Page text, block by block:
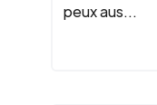
peux aus...